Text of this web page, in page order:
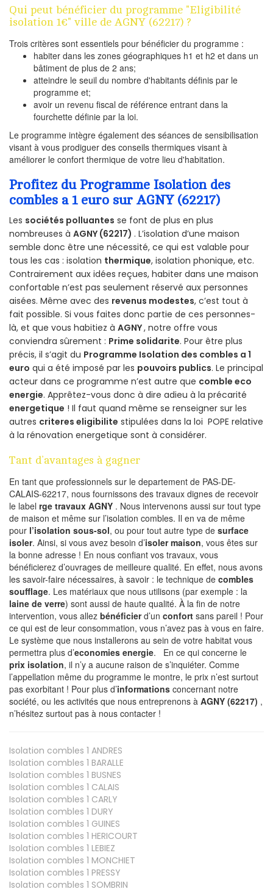
Qui peut bénéficier du programme "Eligibilité
isolation 1€" ville de AGNY (62217) ?
Trois critères sont essentiels pour bénéficier du programme :
habiter dans les zones géographiques h1 et h2 et dans un
bâtiment de plus de 2 ans;
atteindre le seuil du nombre d'habitants définis par le
programme et;
avoir un revenu fiscal de référence entrant dans la
fourchette définie par la loi.
Le programme intègre également des séances de sensibilisation
visant à vous prodiguer des conseils thermiques visant à
améliorer le confort thermique de votre lieu d'habitation.
Profitez du Programme Isolation des
combles a 1 euro sur AGNY (62217)
Les sociétés polluantes se font de plus en plus
nombreuses à AGNY (62217) . L’isolation d’une maison
semble donc être une nécessité, ce qui est valable pour
tous les cas : isolation thermique, isolation phonique, etc.
Contrairement aux idées reçues, habiter dans une maison
confortable n’est pas seulement réservé aux personnes
aisées. Même avec des revenus modestes, c’est tout à
fait possible. Si vous faites donc partie de ces personnes-
là, et que vous habitiez à AGNY, notre offre vous
conviendra sûrement : Prime solidarite. Pour être plus
précis, il s’agit du Programme Isolation des combles a 1
euro qui a été imposé par les pouvoirs publics. Le principal
acteur dans ce programme n’est autre que comble eco
energie. Apprêtez-vous donc à dire adieu à la précarité
energetique ! Il faut quand même se renseigner sur les
autres criteres eligibilite stipulées dans la loi POPE relative
à la rénovation energetique sont à considérer.
Tant d’avantages à gagner
En tant que professionnels sur le departement de PAS-DE-
CALAIS-62217, nous fournissons des travaux dignes de recevoir
le label rge travaux AGNY . Nous intervenons aussi sur tout type
de maison et même sur l’isolation combles. Il en va de même
pour l’isolation sous-sol, ou pour tout autre type de surface
isoler. Ainsi, si vous avez besoin d’isoler maison, vous êtes sur
la bonne adresse ! En nous confiant vos travaux, vous
bénéficierez d’ouvrages de meilleure qualité. En effet, nous avons
les savoir-faire nécessaires, à savoir : le technique de combles
soufflage. Les matériaux que nous utilisons (par exemple : la
laine de verre) sont aussi de haute qualité. À la fin de notre
intervention, vous allez bénéficierd’un confort sans pareil ! Pour
ce qui est de leur consommation, vous n’avez pas à vous en faire.
Le système que nous installerons au sein de votre habitat vous
permettra plus d’economies energie. En ce qui concerne le
prix isolation, il n’y a aucune raison de s’inquiéter. Comme
l’appellation même du programme le montre, le prix n’est surtout
pas exorbitant ! Pour plus d’informations concernant notre
société, ou les activités que nous entreprenons à AGNY (62217) ,
n’hésitez surtout pas à nous contacter !
Isolation combles 1 ANDRES
Isolation combles 1 BARALLE
Isolation combles 1 BUSNES
Isolation combles 1 CALAIS
Isolation combles 1 CARLY
Isolation combles 1 DURY
Isolation combles 1 GUINES
Isolation combles 1 HERICOURT
Isolation combles 1 LEBIEZ
Isolation combles 1 MONCHIET
Isolation combles 1 PRESSY
Isolation combles 1 SOMBRIN